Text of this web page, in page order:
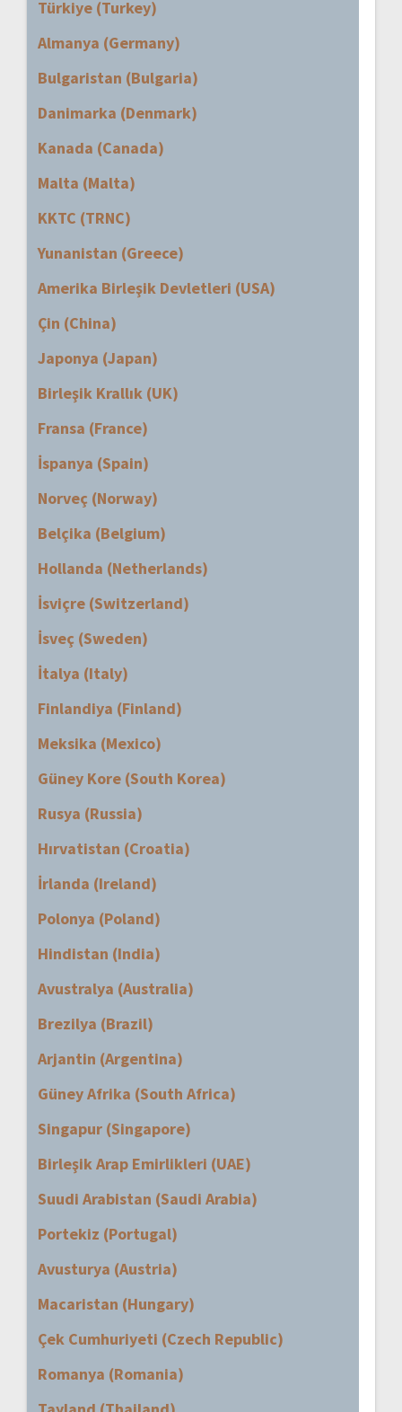
Türkiye (Turkey)
Almanya (Germany)
Bulgaristan (Bulgaria)
Danimarka (Denmark)
Kanada (Canada)
Malta (Malta)
KKTC (TRNC)
Yunanistan (Greece)
Amerika Birleşik Devletleri (USA)
Çin (China)
Japonya (Japan)
Birleşik Krallık (UK)
Fransa (France)
İspanya (Spain)
Norveç (Norway)
Belçika (Belgium)
Hollanda (Netherlands)
İsviçre (Switzerland)
İsveç (Sweden)
İtalya (Italy)
Finlandiya (Finland)
Meksika (Mexico)
Güney Kore (South Korea)
Rusya (Russia)
Hırvatistan (Croatia)
İrlanda (Ireland)
Polonya (Poland)
Hindistan (India)
Avustralya (Australia)
Brezilya (Brazil)
Arjantin (Argentina)
Güney Afrika (South Africa)
Singapur (Singapore)
Birleşik Arap Emirlikleri (UAE)
Suudi Arabistan (Saudi Arabia)
Portekiz (Portugal)
Avusturya (Austria)
Macaristan (Hungary)
Çek Cumhuriyeti (Czech Republic)
Romanya (Romania)